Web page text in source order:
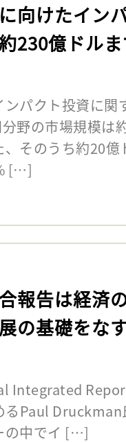
向けたイン
230億ドル
パクト投資に関
野の市場規模は
そのうち約20
[…]
報告は経済
の基礎をな
Integrated
るPaul
の中でイ […]